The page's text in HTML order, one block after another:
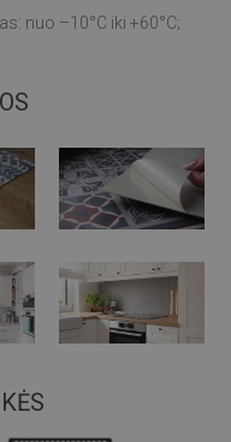
nuo –10°C iki +60°C;